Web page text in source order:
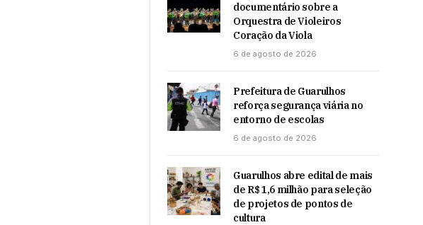
documentário sobre a
Orquestra de Violeiros
Coração da Viola
6 de agosto de 2026
Prefeitura de Guarulhos
reforça segurança viária no
entorno de escolas
6 de agosto de 2026
Guarulhos abre edital de mais
de R$ 1,6 milhão para seleção
de projetos de pontos de
cultura